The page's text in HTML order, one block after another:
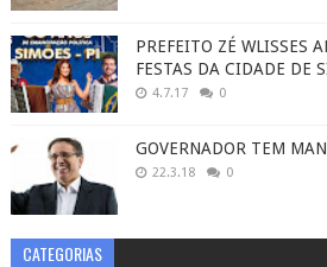
PREFEITO ZÉ WLISSES
FESTAS DA CIDADE DE
4.7.17 0
GOVERNADOR TEM
22.3.18 0
CATEGORIAS